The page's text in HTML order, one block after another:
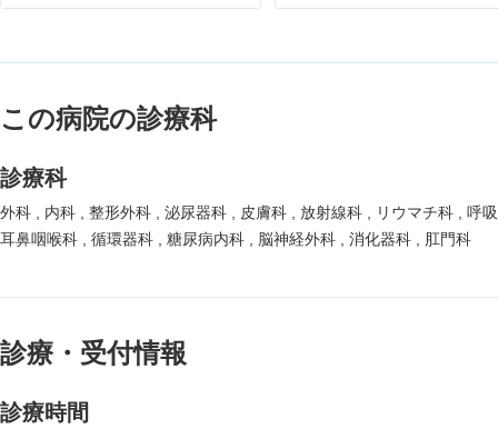
この病院の診療科
診療科
外科 内科 整形外科 泌尿器科 皮膚科 放射線科 リウマチ科
呼
耳鼻咽喉科
循環器科 糖尿病内科 脳神経外科 消化器科 肛門科
診療・受付情報
診療時間